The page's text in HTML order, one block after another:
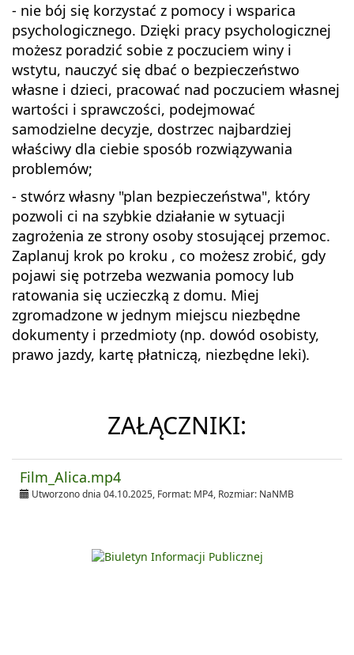
- nie bój się korzystać z pomocy i wsparica
psychologicznego. Dzięki pracy psychologicznej
możesz poradzić sobie z poczuciem winy i
wstytu, nauczyć się dbać o bezpieczeństwo
własne i dzieci, pracować nad poczuciem własnej
wartości i sprawczości, podejmować
samodzielne decyzje, dostrzec najbardziej
właściwy dla ciebie sposób rozwiązywania
problemów;
- stwórz własny "plan bezpieczeństwa", który
pozwoli ci na szybkie działanie w sytuacji
zagrożenia ze strony osoby stosującej przemoc.
Zaplanuj krok po kroku , co możesz zrobić, gdy
pojawi się potrzeba wezwania pomocy lub
ratowania się uczieczką z domu. Miej
zgromadzone w jednym miejscu niezbędne
dokumenty i przedmioty (np. dowód osobisty,
prawo jazdy, kartę płatniczą, niezbędne leki).
ZAŁĄCZNIKI:
Film_Alica.mp4
Utworzono dnia 04.10.2025, Format: MP4, Rozmiar: NaNMB